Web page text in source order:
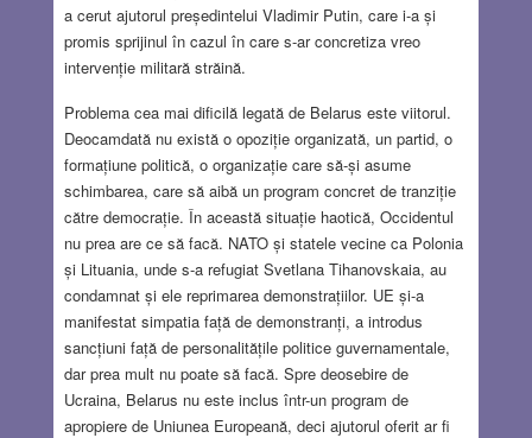
a cerut ajutorul președintelui Vladimir Putin, care i-a și
promis sprijinul în cazul în care s-ar concretiza vreo
intervenție militară străină.
Problema cea mai dificilă legată de Belarus este viitorul.
Deocamdată nu există o opoziție organizată, un partid, o
formațiune politică, o organizație care să-și asume
schimbarea, care să aibă un program concret de tranziție
către democrație. În această situație haotică, Occidentul
nu prea are ce să facă. NATO și statele vecine ca Polonia
și Lituania, unde s-a refugiat Svetlana Tihanovskaia, au
condamnat și ele reprimarea demonstrațiilor. UE și-a
manifestat simpatia față de demonstranți, a introdus
sancțiuni față de personalitățile politice guvernamentale,
dar prea mult nu poate să facă. Spre deosebire de
Ucraina, Belarus nu este inclus într-un program de
apropiere de Uniunea Europeană, deci ajutorul oferit ar fi